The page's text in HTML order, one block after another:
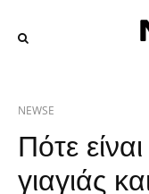
NEWSE
Πότε
γιαγιάς